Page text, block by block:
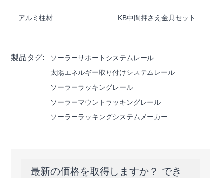
アルミ柱材 KB中間押さえ金具セット
製品タグ:
ソーラーサポートシステムレール
太陽エネルギー取り付けシステムレール
ソーラーラッキングレール
ソーラーマウントラッキングレール
ソーラーラッキングシステムメーカー
最新の価格を取得しますか？ でき